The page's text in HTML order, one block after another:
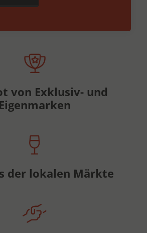
von Exklusiv- und
Eigenmarken
der lokalen Märkte